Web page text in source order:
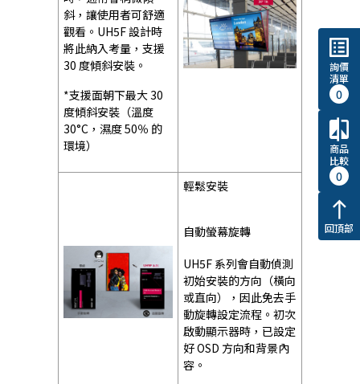
斜，讓使用者可舒適
觀看。UH5F 設計時
將此納入考量，支援
30 度傾斜安裝。
*支援面朝下最大 30
度傾斜安裝（溫度
30°C，濕度 50％ 的
環境）
輕鬆安裝
自動螢幕旋轉
UH5F 系列會自動偵測
初始安裝的方向（橫向
或直向），因此免去手
動旋轉設定流程。初次
啟動顯示器時，已設定
好 OSD 方向和背景內
容。
list_alt
詢價
清單
0
compare
商品
比較
0
north
回頂部